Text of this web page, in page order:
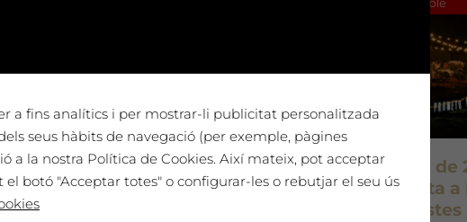
17 de juny a les 19h:
festa a La Vinya dels
Artistes
Dissabte 6 de juliol de
19:30h: Sopar i festa a
dels Artistes
a fins analítics i per mostrar-li publicitat personalitzada
seus hàbits de navegació (per exemple, pàgines
a la nostra Política de Cookies. Així mateix, pot acceptar
botó "Acceptar totes" o configurar-les o rebutjar el seu ús